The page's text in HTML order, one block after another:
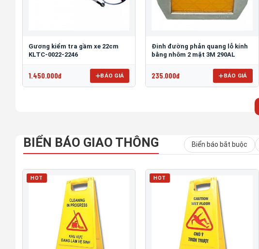
Gương kiểm tra gầm xe 22cm
KLTC-0022-2246
1.450.000đ BÁO GIÁ
Đinh đường phản quang lỗ kính
bằng nhôm 2 mặt 3M 290AL
235.000đ BÁO GIÁ
BIỂN BÁO GIAO THÔNG Biển báo bắt buộc
HOT HOT